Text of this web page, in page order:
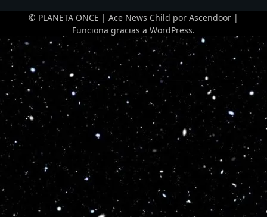
© PLANETA ONCE | Ace News Child por Ascendoor |
Funciona gracias a WordPress.